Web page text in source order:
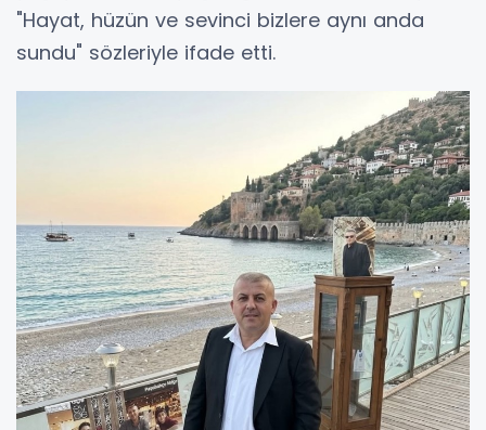
"Hayat, hüzün ve sevinci bizlere aynı anda
sundu" sözleriyle ifade etti.